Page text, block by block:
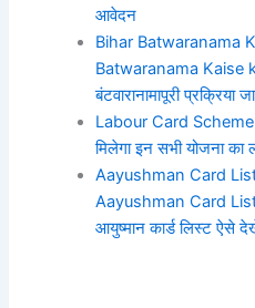
आवेदन
Bihar Batwaranama
Batwaranama Kaise
बंटवारानामापूरी प्रक्रिया
Labour Card Scheme
मिलेगा इन सभी योजना
Aayushman Card
Aayushman Card
आयुष्मान कार्ड लिस्ट ऐसे